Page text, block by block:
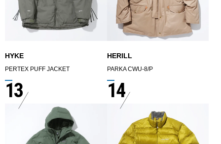
HYKE
PERTEX PUFF JACKET
HERILL
PARKA CWU-8/P
13 14